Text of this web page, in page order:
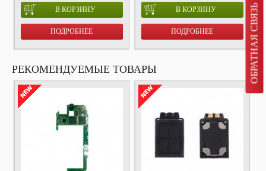
ОБРАТНАЯ СВЯЗЬ
В КОРЗИНУ
ПОДРОБНЕЕ
В КОРЗИНУ
ПОДРОБНЕЕ
РЕКОМЕНДУЕМЫЕ ТОВАРЫ